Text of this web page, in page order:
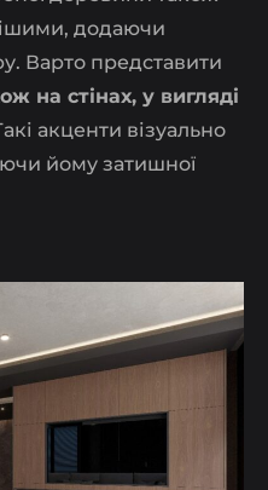
додаючи
Варто представити
на стінах, у вигляді
акценти візуально
йому затишної